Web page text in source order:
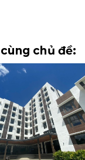
chủ đề: